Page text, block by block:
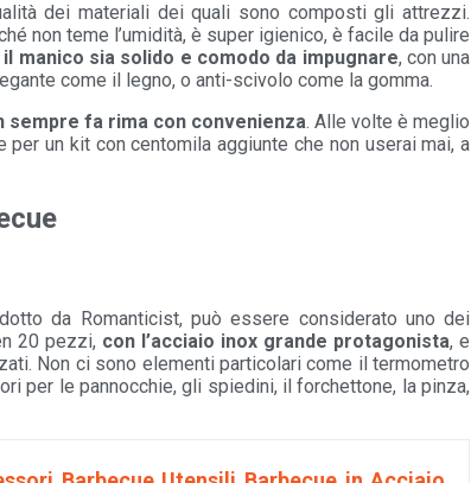
dei materiali dei quali sono composti gli attrezzi.
non teme l’umidità, è super igienico, è facile da pulire
il manico sia solido e comodo da impugnare, con una
come il legno, o anti-scivolo come la gomma.
sempre fa rima con convenienza. Alle volte è meglio
un kit con centomila aggiunte che non userai mai, a
da Romanticist, può essere considerato uno dei
20 pezzi, con l’acciaio inox grande protagonista, e
Non ci sono elementi particolari come il termometro
per le pannocchie, gli spiedini, il forchettone, la pinza,